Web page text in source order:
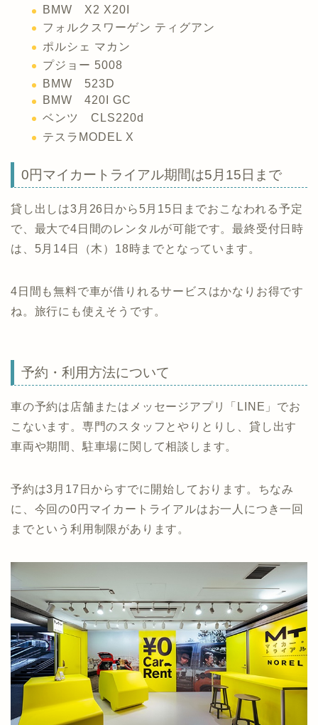
BMW X2 X20I
フォルクスワーゲン ティグアン
ポルシェ マカン
プジョー 5008
BMW 523D
BMW 420I GC
ベンツ CLS220d
テスラMODEL X
0円マイカートライアル期間は5月15日まで
貸し出しは3月26日から5月15日までおこなわれる予定
で、最大で4日間のレンタルが可能です。最終受付日時
は、5月14日（木）18時までとなっています。
4日間も無料で車が借りれるサービスはかなりお得です
ね。旅行にも使えそうです。
予約・利用方法について
車の予約は店舗またはメッセージアプリ「LINE」でお
こないます。専門のスタッフとやりとりし、貸し出す
車両や期間、駐車場に関して相談します。
予約は3月17日からすでに開始しております。ちなみ
に、今回の0円マイカートライアルはお一人につき一回
までという利用制限があります。